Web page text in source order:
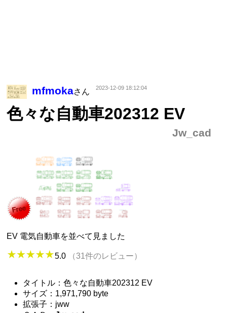
mfmokaさん 2023-12-09 18:12:04
色々な自動車202312 EV
Jw_cad
EV 電気自動車を並べて見ました
5.0 （31件のレビュー）
タイトル：色々な自動車202312 EV
サイズ：1,971,790 byte
拡張子：jww